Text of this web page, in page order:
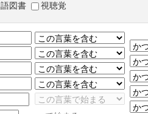
図書 視聴覚